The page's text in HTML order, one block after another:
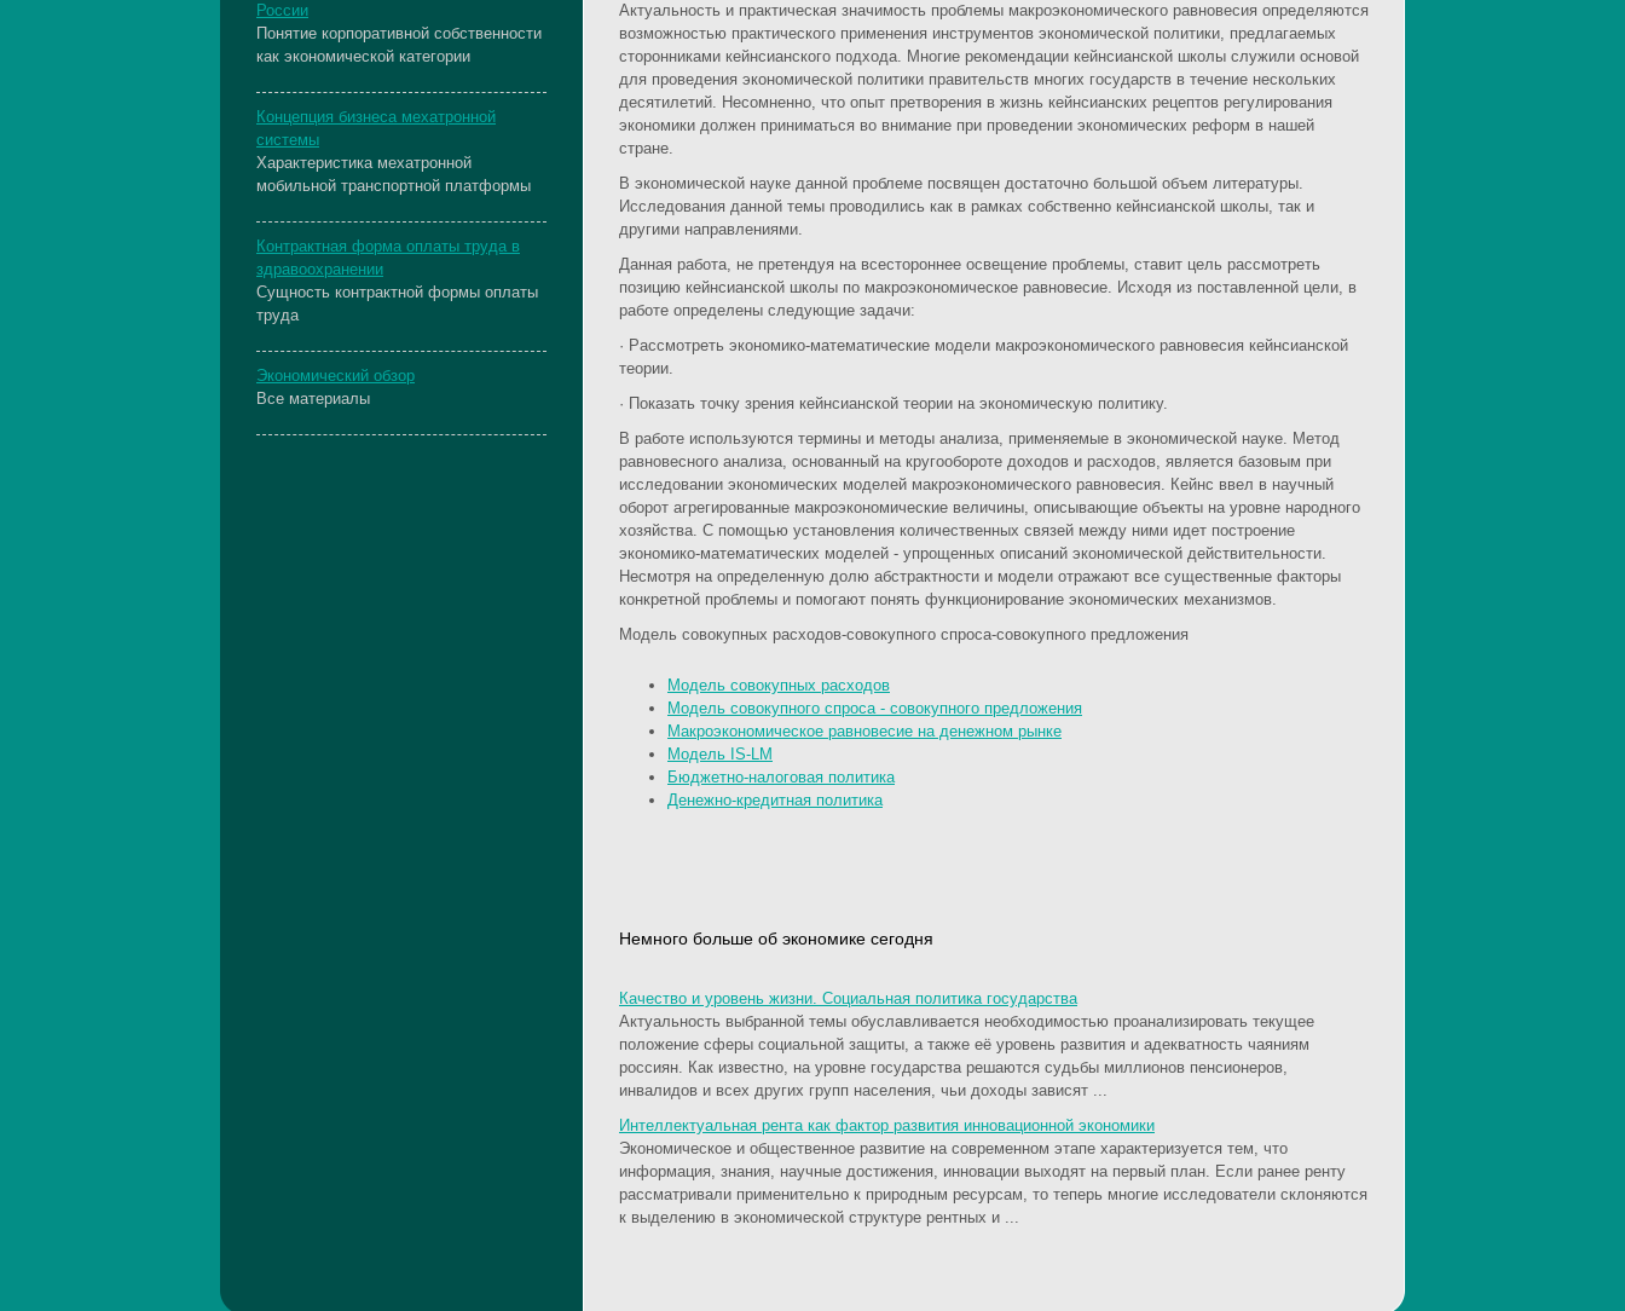
Актуальность и практическая значимость проблемы макроэкономического равновесия определяются
возможностью практического применения инструментов экономической политики, предлагаемых
сторонниками кейнсианского подхода. Многие рекомендации кейнсианской школы служили основой
для проведения экономической политики правительств многих государств в течение нескольких
десятилетий. Несомненно, что опыт претворения в жизнь кейнсианских рецептов регулирования
экономики должен приниматься во внимание при проведении экономических реформ в нашей
стране.
В экономической науке данной проблеме посвящен достаточно большой объем литературы.
Исследования данной темы проводились как в рамках собственно кейнсианской школы, так и
другими направлениями.
Данная работа, не претендуя на всестороннее освещение проблемы, ставит цель рассмотреть
позицию кейнсианской школы по макроэкономическое равновесие. Исходя из поставленной цели, в
работе определены следующие задачи:
· Рассмотреть экономико-математические модели макроэкономического равновесия кейнсианской
теории.
· Показать точку зрения кейнсианской теории на экономическую политику.
В работе используются термины и методы анализа, применяемые в экономической науке. Метод
равновесного анализа, основанный на кругообороте доходов и расходов, является базовым при
исследовании экономических моделей макроэкономического равновесия. Кейнс ввел в научный
оборот агрегированные макроэкономические величины, описывающие объекты на уровне народного
хозяйства. С помощью установления количественных связей между ними идет построение
экономико-математических моделей - упрощенных описаний экономической действительности.
Несмотря на определенную долю абстрактности и модели отражают все существенные факторы
конкретной проблемы и помогают понять функционирование экономических механизмов.
Модель совокупных расходов-совокупного спроса-совокупного предложения
Модель совокупных расходов
Модель совокупного спроса - совокупного предложения
Макроэкономическое равновесие на денежном рынке
Модель IS-LM
Бюджетно-налоговая политика
Денежно-кредитная политика
Немного больше об экономике сегодня
Качество и уровень жизни. Социальная политика государства
Актуальность выбранной темы обуславливается необходимостью проанализировать текущее
положение сферы социальной защиты, а также её уровень развития и адекватность чаяниям
россиян. Как известно, на уровне государства решаются судьбы миллионов пенсионеров,
инвалидов и всех других групп населения, чьи доходы зависят ...
Интеллектуальная рента как фактор развития инновационной экономики
Экономическое и общественное развитие на современном этапе характеризуется тем, что
информация, знания, научные достижения, инновации выходят на первый план. Если ранее ренту
рассматривали применительно к природным ресурсам, то теперь многие исследователи склоняются
к выделению в экономической структуре рентных и ...
России
Понятие корпоративной собственности
как экономической категории
Концепция бизнеса мехатронной
системы
Характеристика мехатронной
мобильной транспортной платформы
Контрактная форма оплаты труда в
здравоохранении
Сущность контрактной формы оплаты
труда
Экономический обзор
Все материалы